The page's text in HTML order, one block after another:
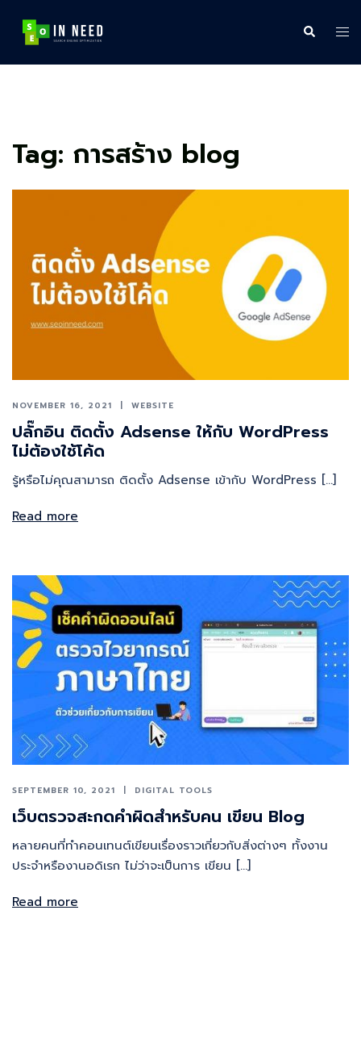
content
Search
Tag: การสร้าง blog
NOVEMBER 16, 2021 WEBSITE
ปลั๊กอิน ติดตั้ง Adsense ให้กับ WordPress
ไม่ต้องใช้โค้ด
รู้หรือไม่คุณสามารถ ติดตั้ง Adsense เข้ากับ WordPress […]
Read more
SEPTEMBER 10, 2021 DIGITAL TOOLS
เว็บตรวจสะกดคำผิดสำหรับคน เขียน Blog
หลายคนที่ทำคอนเทนต์เขียนเรื่องราวเกี่ยวกับสิ่งต่างๆ ทั้งงาน
ประจำหรืองานอดิเรก ไม่ว่าจะเป็นการ เขียน […]
Read more